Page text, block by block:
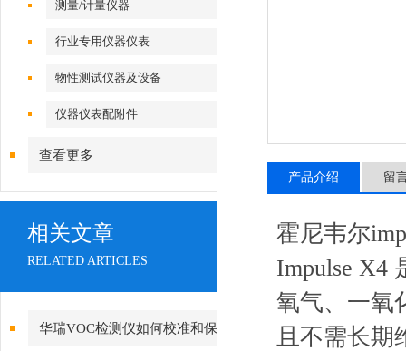
测量/计量仪器
行业专用仪器仪表
物性测试仪器及设备
仪器仪表配附件
查看更多
相关文章
RELATED ARTICLES
华瑞VOC检测仪如何校准和保
产品介绍 留
霍尼韦尔
Impulse X4
氧气、一氧
且不需长期